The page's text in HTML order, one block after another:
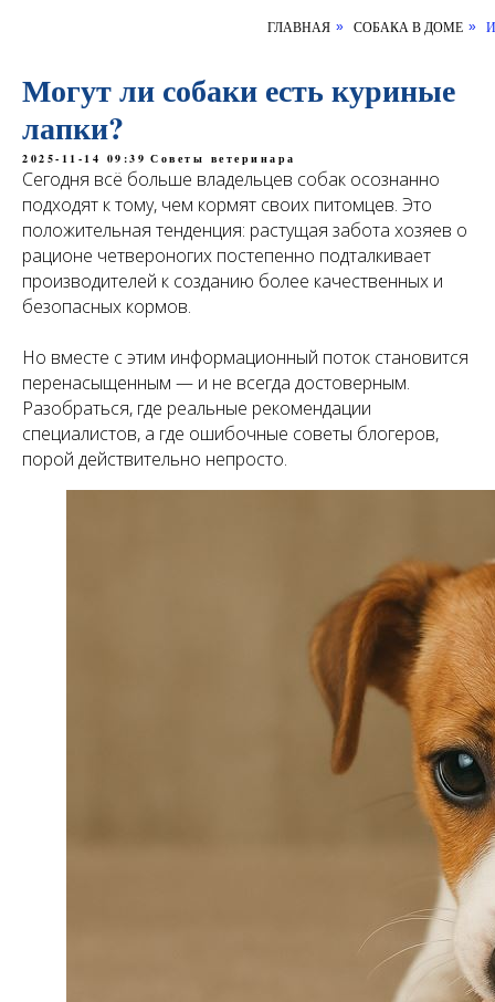
ГЛАВНАЯ » СОБАКА В ДОМЕ »
Могут ли собаки есть куриные
лапки?
2025-11-14 09:39 Советы ветеринара
Сегодня всё больше владельцев собак осознанно
подходят к тому, чем кормят своих питомцев. Это
положительная тенденция: растущая забота хозяев о
рационе четвероногих постепенно подталкивает
производителей к созданию более качественных и
безопасных кормов.
Но вместе с этим информационный поток становится
перенасыщенным — и не всегда достоверным.
Разобраться, где реальные рекомендации
специалистов, а где ошибочные советы блогеров,
порой действительно непросто.